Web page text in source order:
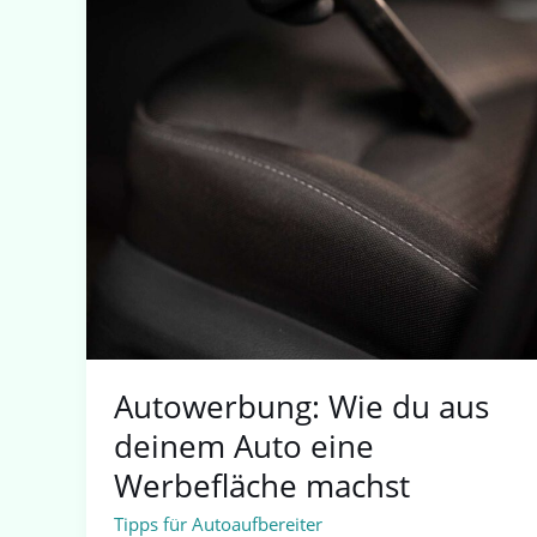
Autowerbung: Wie du aus
deinem Auto eine
Werbefläche machst
Tipps für Autoaufbereiter